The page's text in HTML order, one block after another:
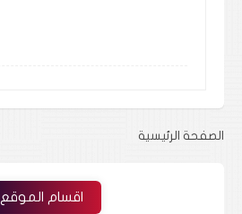
الصفحة الرئيسية
اقسام الموقع